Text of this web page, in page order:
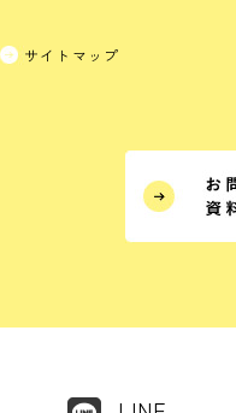
サイトマップ